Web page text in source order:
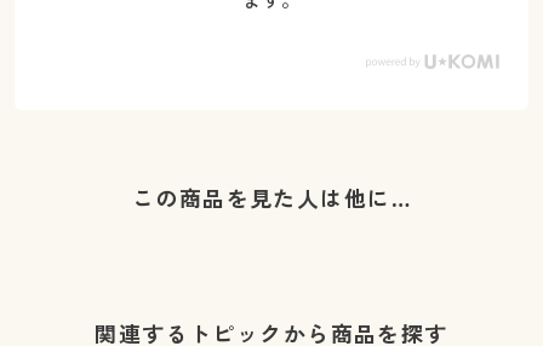
この商品を見た人は他に…
関連するトピックから商品を探す